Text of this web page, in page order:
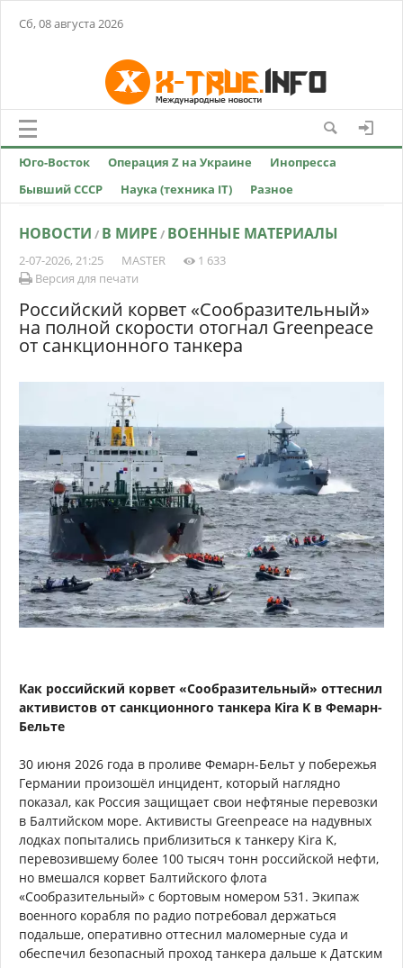
Сб, 08 августа 2026
Юго-Восток Операция Z на Украине
Инопресса
Бывший СССР
Наука (техника IT) Разное
НОВОСТИ / В МИРЕ / ВОЕННЫЕ МАТЕРИАЛЫ
2-07-2026, 21:25 MASTER
1 633
Версия для печати
Российский корвет «Сообразительный»
на полной скорости отогнал Greenpeace
от санкционного танкера
Как российский корвет «Сообразительный» оттеснил
активистов от санкционного танкера Kira K в Фемарн-
Бельте
30 июня 2026 года в проливе Фемарн-Бельт у побережья
Германии произошёл инцидент, который наглядно
показал, как Россия защищает свои нефтяные перевозки
в Балтийском море. Активисты Greenpeace на надувных
лодках попытались приблизиться к танкеру Kira K,
перевозившему более 100 тысяч тонн российской нефти,
но вмешался корвет Балтийского флота
«Сообразительный» с бортовым номером 531. Экипаж
военного корабля по радио потребовал держаться
подальше, оперативно оттеснил маломерные суда и
обеспечил безопасный проход танкера дальше к Датским